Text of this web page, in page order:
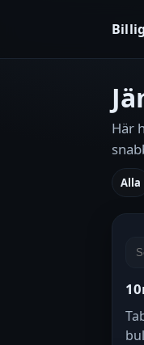
Här
Alla